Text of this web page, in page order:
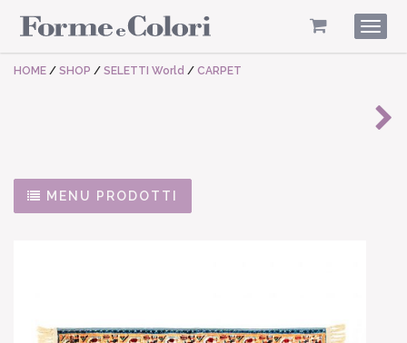
HOME / SHOP / SELETTI World / CARPET
MENU PRODOTTI